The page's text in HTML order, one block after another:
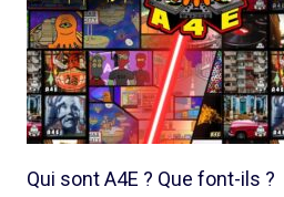
Qui sont A4E ? Que font-ils ?